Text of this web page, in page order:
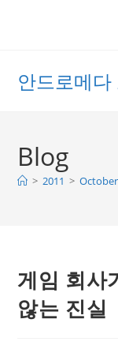
안드로메다
Blog
> 2011 > October
게임 회사
않는 진실